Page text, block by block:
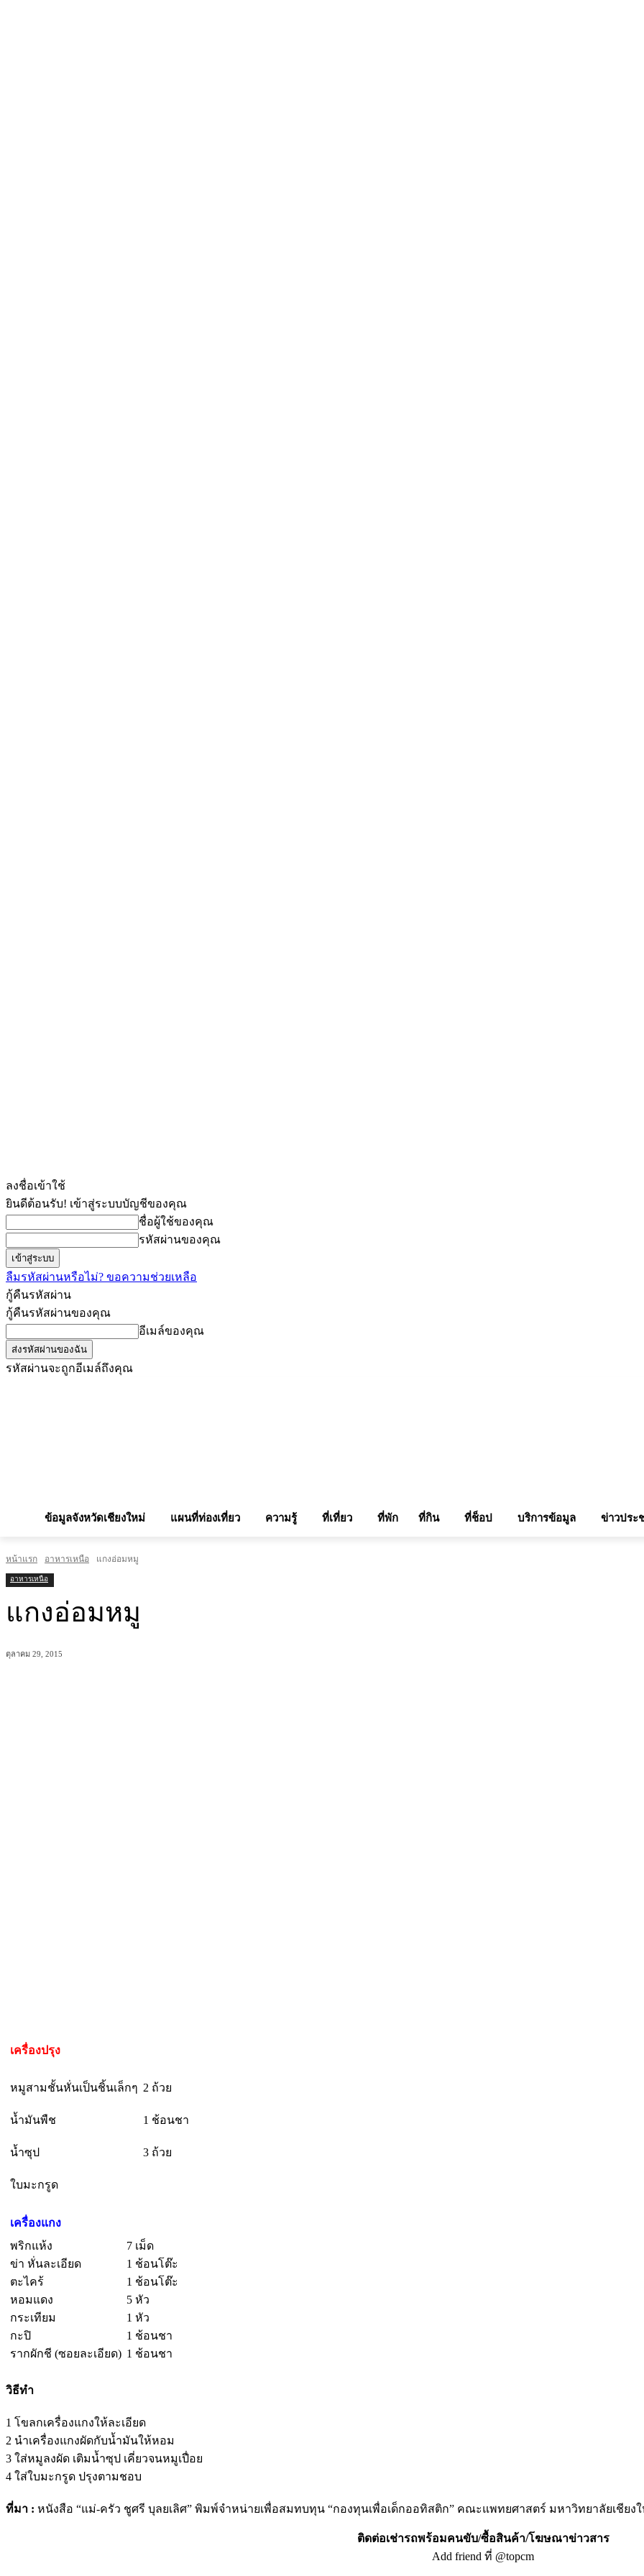
ลงชื่อเข้าใช้
ยินดีต้อนรับ! เข้าสู่ระบบบัญชีของคุณ
ชื่อผู้ใช้ของคุณ
รหัสผ่านของคุณ
ลืมรหัสผ่านหรือไม่? ขอความช่วยเหลือ
กู้คืนรหัสผ่าน
กู้คืนรหัสผ่านของคุณ
อีเมล์ของคุณ
รหัสผ่านจะถูกอีเมล์ถึงคุณ
ข้อมูลจังหวัดเชียงใหม่ แผนที่ท่องเที่ยว ความรู้ ที่เที่ยว ที่พัก ที่กิน ที่ช็อป บริการข้อมูล ข่าวประ
หน้าแรก อาหารเหนือ แกงอ่อมหมู
อาหารเหนือ
แกงอ่อมหมู
ตุลาคม 29, 2015
เครื่องปรุง
หมูสามชั้นหั่นเป็นชิ้นเล็กๆ
น้ำมันพืช
น้ำซุป
ใบมะกรูด
2 ถ้วย
1 ช้อนชา
3 ถ้วย
เครื่องแกง
พริกแห้ง
ข่า หั่นละเอียด
ตะไคร้
หอมแดง
กระเทียม
กะปิ
รากผักชี (ซอยละเอียด)
7 เม็ด
1 ช้อนโต๊ะ
1 ช้อนโต๊ะ
5 หัว
1 หัว
1 ช้อนชา
1 ช้อนชา
วิธีทำ
1 โขลกเครื่องแกงให้ละเอียด
2 นำเครื่องแกงผัดกับน้ำมันให้หอม
3 ใส่หมูลงผัด เติมน้ำซุป เคี่ยวจนหมูเปื่อย
4 ใส่ใบมะกรูด ปรุงตามชอบ
ที่มา : หนังสือ “แม่-ครัว ชูศรี บุลยเลิศ” พิมพ์จำหน่ายเพื่อสมทบทุน “กองทุนเพื่อเด็กออทิสติก” คณะแพทยศาสตร์ มหาวิทยาลัยเชียง
ติดต่อเช่ารถพร้อมคนขับ/ซื้อสินค้า/โฆษณาข่าวสาร
Add friend ที่ @topcm